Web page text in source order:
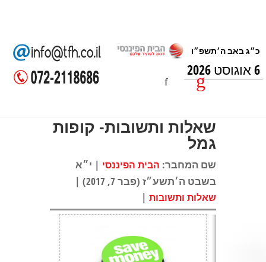
6 אוגוסט 2026
שאלות ותשובות- קופות
גמל
שם המחבר: הבית הפיננסי | י״א
בשבט ה׳תשע״ז (פבר 7, 2017) |
שאלות ותשובות |